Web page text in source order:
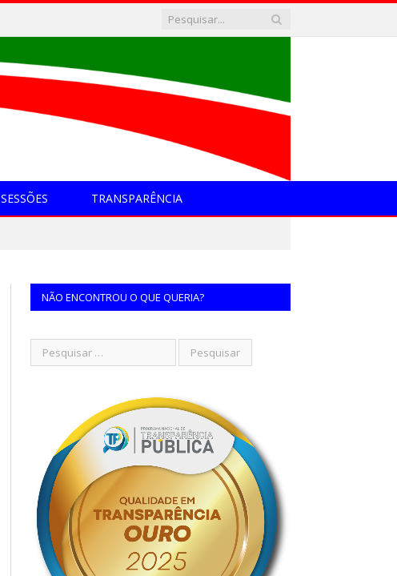
SESSÕES TRANSPARÊNCIA
NÃO ENCONTROU O QUE QUERIA?